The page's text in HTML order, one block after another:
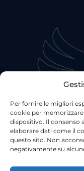
Per fornire le migliori
cookie per
dispositivo. Il consenso
elaborare dati come il
questo sito. Non
negativamente su
©2023